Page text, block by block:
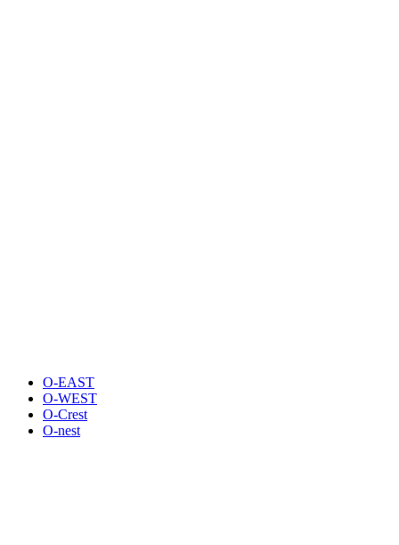
O-EAST
O-WEST
O-Crest
O-nest